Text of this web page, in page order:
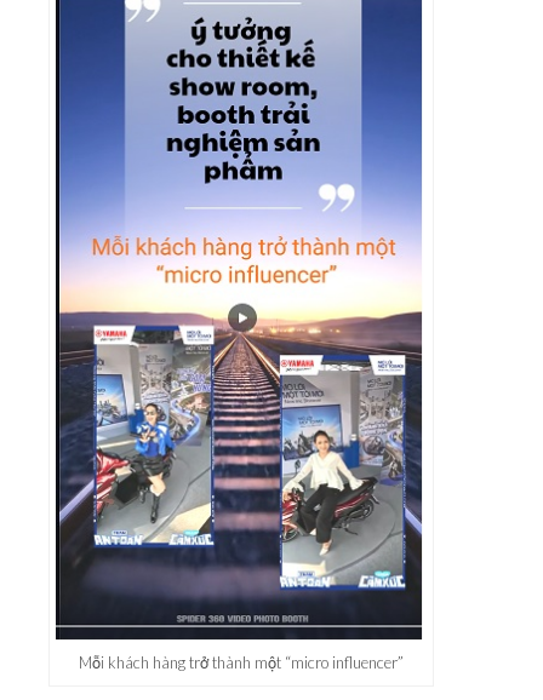
Mỗi khách hàng trở thành một “micro influencer”